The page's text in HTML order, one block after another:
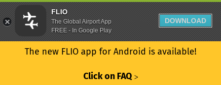
The new FLIO app for Android is available!
Click on FAQ ᐳ
FLIO
The Global Airport App
FREE - In Google Play
DOWNLOAD